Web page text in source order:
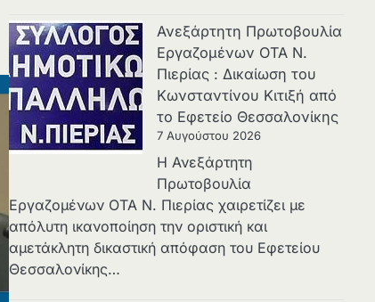
Ανεξάρτητη Πρωτοβουλία
Εργαζομένων ΟΤΑ Ν.
Πιερίας : Δικαίωση του
Κωνσταντίνου Κιτιξή από
το Εφετείο Θεσσαλονίκης
7 Αυγούστου 2026
Η Ανεξάρτητη
Πρωτοβουλία
Εργαζομένων ΟΤΑ Ν. Πιερίας χαιρετίζει με
απόλυτη ικανοποίηση την οριστική και
αμετάκλητη δικαστική απόφαση του Εφετείου
Θεσσαλονίκης…